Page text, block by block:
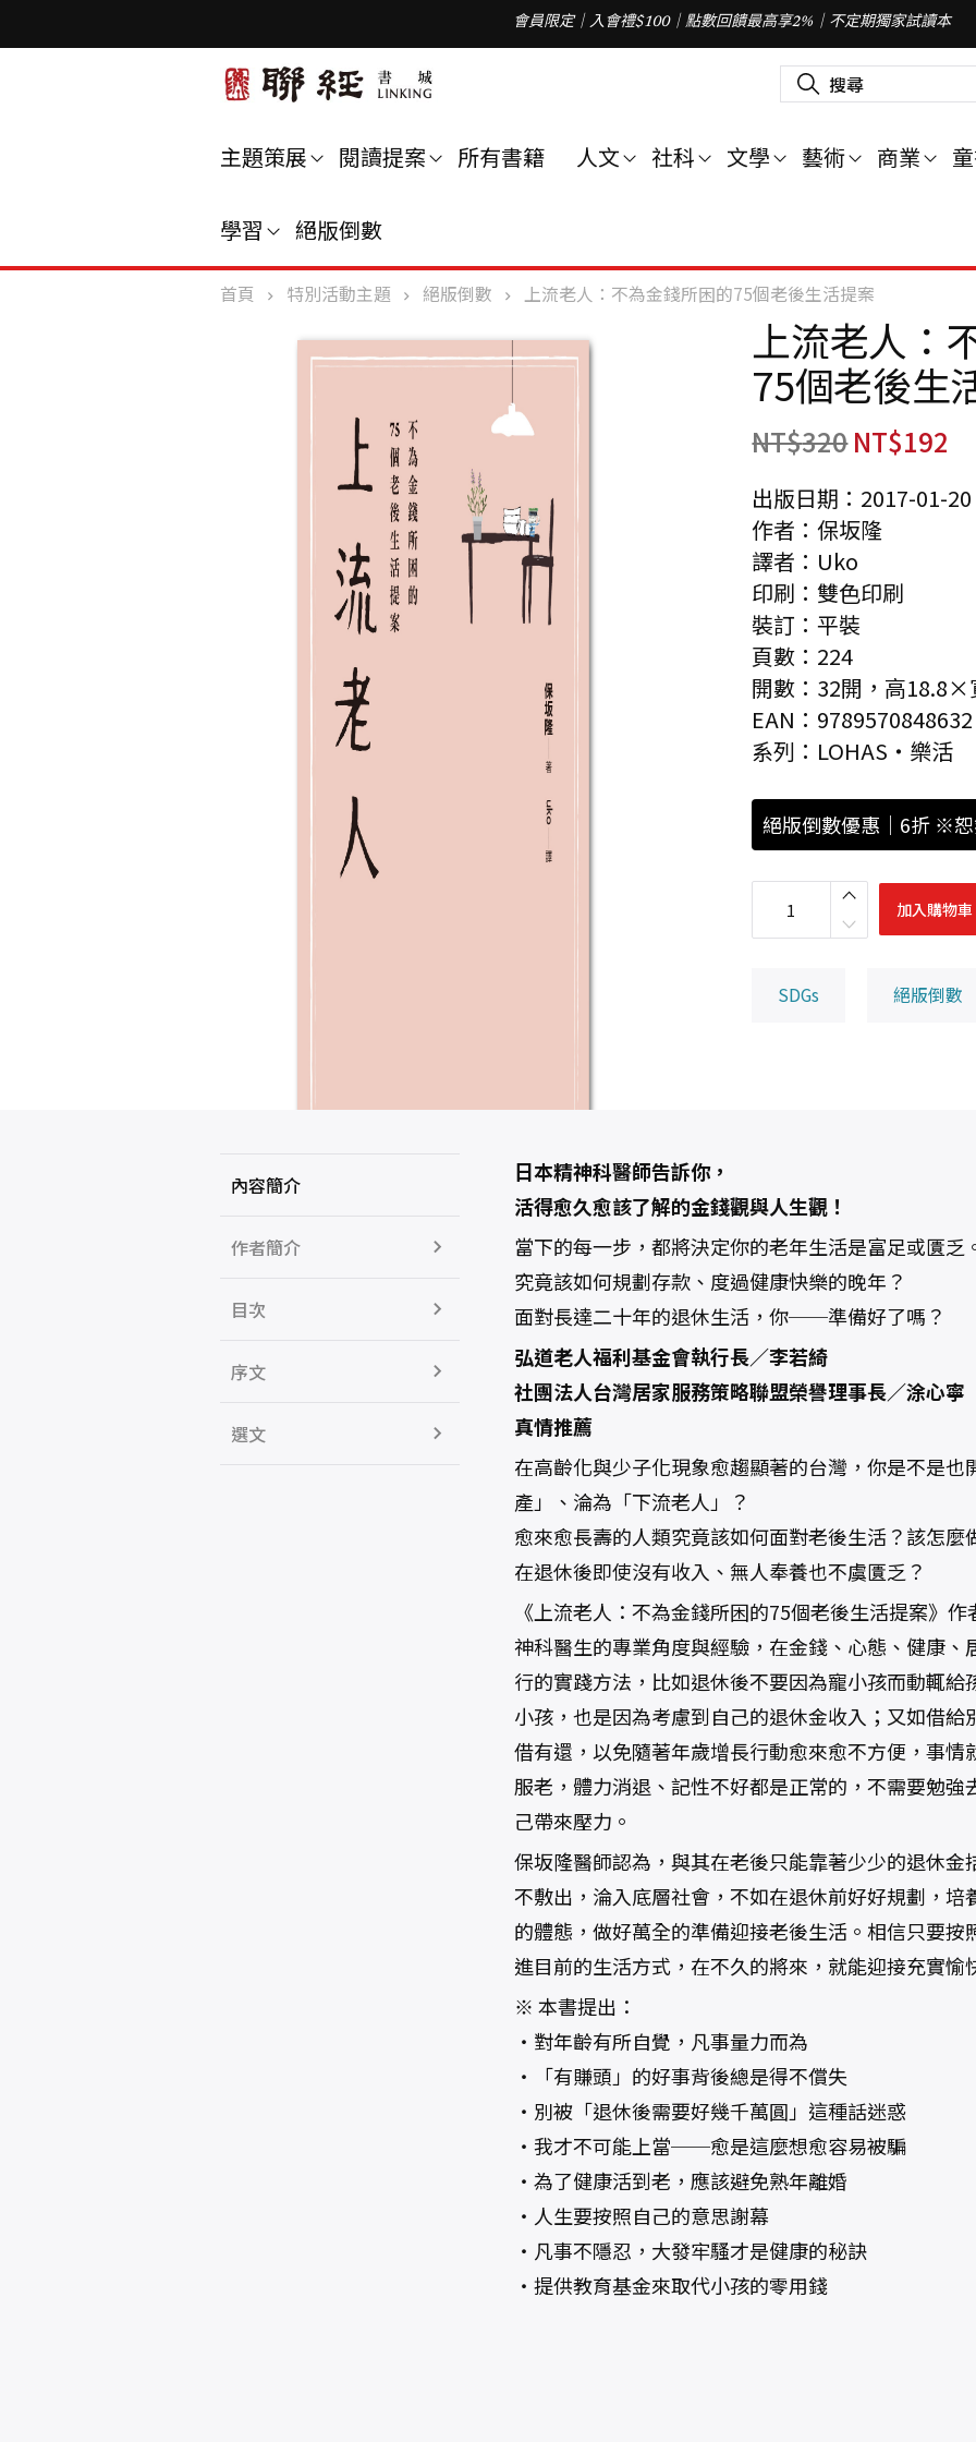
會員限定｜入會禮$100｜點數回饋最高享2%｜不定期獨家試讀本
搜
尋
字
主題策展 閱讀提案 所有書籍 人文 社科 文學 藝術 商業
學習 絕版倒數
首頁 特別活動主題 絕版倒數 上流老人：不為金錢所困的75個老後生活提案
上流老人：
75個老後生
NT$320NT$192
出版日期：2017-01-20
作者：保坂隆
譯者：Uko
印刷：雙色印刷
裝訂：平裝
頁數：224
開數：32開，高18.8×
EAN：9789570848632
系列：LOHAS‧樂活
絕版倒數優惠｜6折 ※
上
人
數
量
加入購物車
SDGs 絕版倒數
內容簡介
作者簡介
目次
序文
選文
日本精神科醫師告訴你，
活得愈久愈該了解的金錢觀與人生觀！
當下的每一步，都將決定你的老年生活是富足或匱乏
究竟該如何規劃存款、度過健康快樂的晚年？
面對長達二十年的退休生活，你──準備好了嗎？
弘道老人福利基金會執行長／李若綺
社團法人台灣居家服務策略聯盟榮譽理事長／涂心寧
真情推薦
在高齡化與少子化現象愈趨顯著的台灣，你是不是
產」、淪為「下流老人」？
愈來愈長壽的人類究竟該如何面對老後生活？該怎
在退休後即使沒有收入、無人奉養也不虞匱乏？
《上流老人：不為金錢所困的75個老後生活提案》
神科醫生的專業角度與經驗，在金錢、心態、健康
行的實踐方法，比如退休後不要因為寵小孩而動輒
小孩，也是因為考慮到自己的退休金收入；又如借
借有還，以免隨著年歲增長行動愈來愈不方便，事
服老，體力消退、記性不好都是正常的，不需要勉
己帶來壓力。
保坂隆醫師認為，與其在老後只能靠著少少的退休
不敷出，淪入底層社會，不如在退休前好好規劃，
的體態，做好萬全的準備迎接老後生活。相信只要
進目前的生活方式，在不久的將來，就能迎接充實愉
※ 本書提出：
‧對年齡有所自覺，凡事量力而為
‧「有賺頭」的好事背後總是得不償失
‧別被「退休後需要好幾千萬圓」這種話迷惑
‧我才不可能上當──愈是這麼想愈容易被騙
‧為了健康活到老，應該避免熟年離婚
‧人生要按照自己的意思謝幕
‧凡事不隱忍，大發牢騷才是健康的秘訣
‧提供教育基金來取代小孩的零用錢